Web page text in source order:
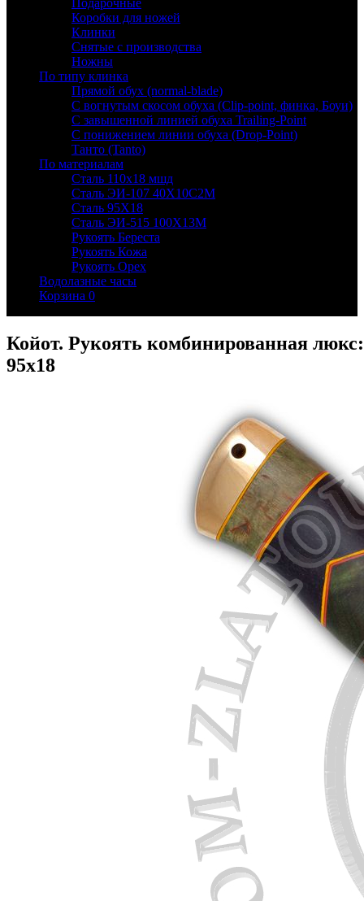
Подарочные
Коробки для ножей
Клинки
Снятые с производства
Ножны
По типу клинка
Прямой обух (normal-blade)
С вогнутым скосом обуха (Clip-point, финка, Боуи)
С завышенной линией обуха Trailing-Point
С понижением линии обуха (Drop-Point)
Танто (Tanto)
По материалам
Сталь 110х18 мшд
Сталь ЭИ-107 40Х10С2М
Сталь 95Х18
Сталь ЭИ-515 100Х13М
Рукоять Береста
Рукоять Кожа
Рукоять Орех
Водолазные часы
Корзина 0
Койот. Рукоять комбинированная
95х18